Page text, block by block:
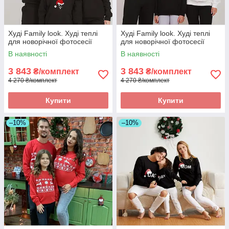
Худі Family look. Худі теплі
для новорічної фотосесії
В наявності
3 843 ₴/комплект
4 270 ₴/комплект
Купити
Худі Family look. Худі теплі
для новорічної фотосесії
В наявності
3 843 ₴/комплект
4 270 ₴/комплект
Купити
–10% –10%